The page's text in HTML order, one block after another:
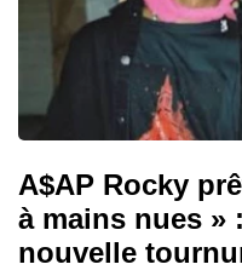
A$AP Rocky
à mains nues »
nouvelle